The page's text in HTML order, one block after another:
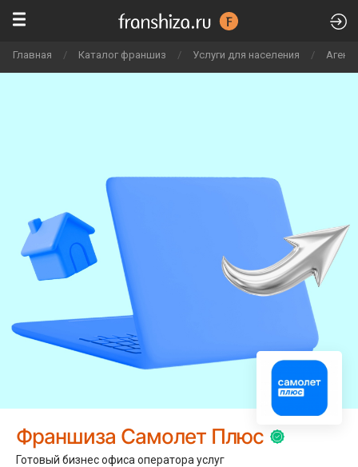
Главная / Каталог франшиз / Услуги для населения /
Франшиза Самолет Плюс
Готовый бизнес офиса оператора услуг